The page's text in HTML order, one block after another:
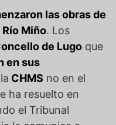
las obras de
Miño. Los
de Lugo que
en sus
CHMS no en el
ha resuelto en
el Tribunal